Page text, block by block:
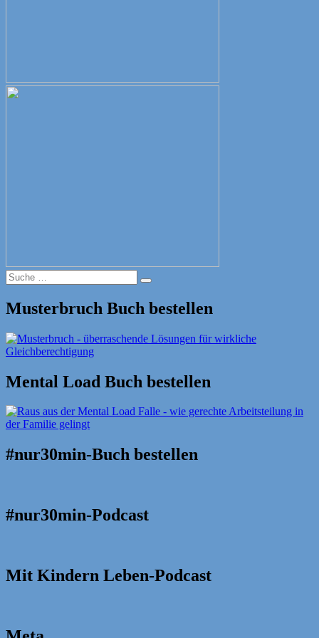
Suche
nach:
Suche
Musterbruch Buch bestellen
Mental Load Buch bestellen
#nur30min-Buch bestellen
#nur30min-Podcast
Mit Kindern Leben-Podcast